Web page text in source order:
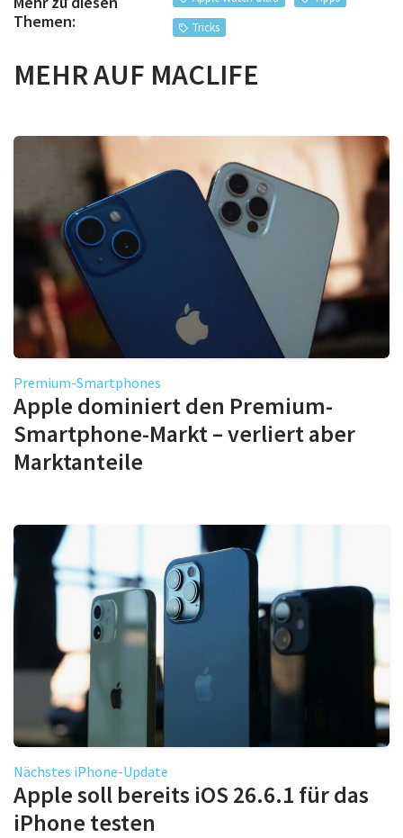
Themen:
Tricks
MEHR AUF MACLIFE
Premium-Smartphones
Apple dominiert den Premium-
Smartphone-Markt – verliert aber
Marktanteile
Nächstes iPhone-Update
Apple soll bereits iOS 26.6.1 für das
iPhone testen